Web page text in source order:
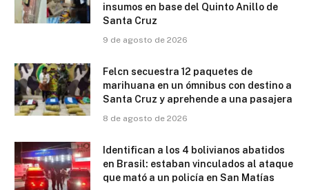
insumos en base del Quinto Anillo de
Santa Cruz
9 de agosto de 2026
Felcn secuestra 12 paquetes de
marihuana en un ómnibus con destino a
Santa Cruz y aprehende a una pasajera
8 de agosto de 2026
Identifican a los 4 bolivianos abatidos
en Brasil: estaban vinculados al ataque
que mató a un policía en San Matías